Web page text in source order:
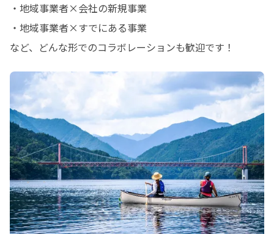
・地域事業者×会社の新規事業
・地域事業者×すでにある事業
など、どんな形でのコラボレーションも歓迎です！